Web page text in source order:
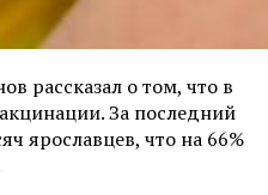
рассказал о том, что в
За последний
ярославцев, что на 66%